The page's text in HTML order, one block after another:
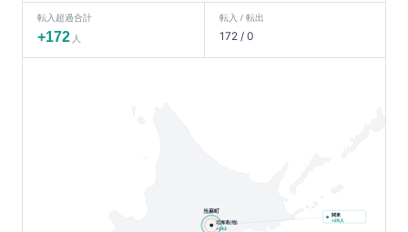
転入超過合計
+172 人
転入 / 転出
172/ 0
北海道(他)
+143
当麻町
関東
+29人